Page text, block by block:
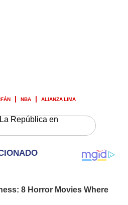
NBA ALIANZA LIMA
República en